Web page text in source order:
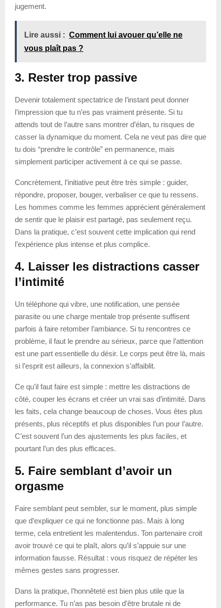
jugement.
Lire aussi : Comment lui avouer qu’elle ne
vous plaît pas ?
3. Rester trop passive
Devenir totalement spectatrice de l’instant peut donner
l’impression que tu n’es pas vraiment présente. Si tu
attends tout de l’autre sans montrer d’élan, tu risques de
casser la dynamique du moment. Cela ne veut pas dire que
tu dois “prendre le contrôle” en permanence, mais
simplement participer activement à ce qui se passe.
Concrètement, l’initiative peut être très simple : guider,
répondre, proposer, bouger, verbaliser ce que tu ressens.
Les hommes comme les femmes apprécient généralement
de sentir que le plaisir est partagé, pas seulement reçu.
Dans la pratique, c’est souvent cette implication qui rend
l’expérience plus intense et plus complice.
4. Laisser les distractions casser
l’intimité
Un téléphone qui vibre, une notification, une pensée
parasite ou une charge mentale trop présente suffisent
parfois à faire retomber l’ambiance. Si tu rencontres ce
problème, il faut le prendre au sérieux, parce que l’attention
est une part essentielle du désir. Le corps peut être là, mais
si l’esprit est ailleurs, la connexion s’affaiblit.
Ce qu’il faut faire est simple : mettre les distractions de
côté, couper les écrans et créer un vrai sas d’intimité. Dans
les faits, cela change beaucoup de choses. Vous êtes plus
présents, plus réceptifs et plus disponibles l’un pour l’autre.
C’est souvent l’un des ajustements les plus faciles, et
pourtant l’un des plus efficaces.
5. Faire semblant d’avoir un
orgasme
Faire semblant peut sembler, sur le moment, plus simple
que d’expliquer ce qui ne fonctionne pas. Mais à long
terme, cela entretient les malentendus. Ton partenaire croit
avoir trouvé ce qui te plaît, alors qu’il s’appuie sur une
information fausse. Résultat : vous risquez de répéter les
mêmes gestes sans progresser.
Dans la pratique, l’honnêteté est bien plus utile que la
performance. Tu n’as pas besoin d’être brutale ni de